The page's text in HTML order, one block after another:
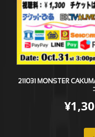
211031 MONSTER
¥